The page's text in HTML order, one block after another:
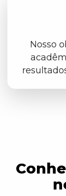
Nosso